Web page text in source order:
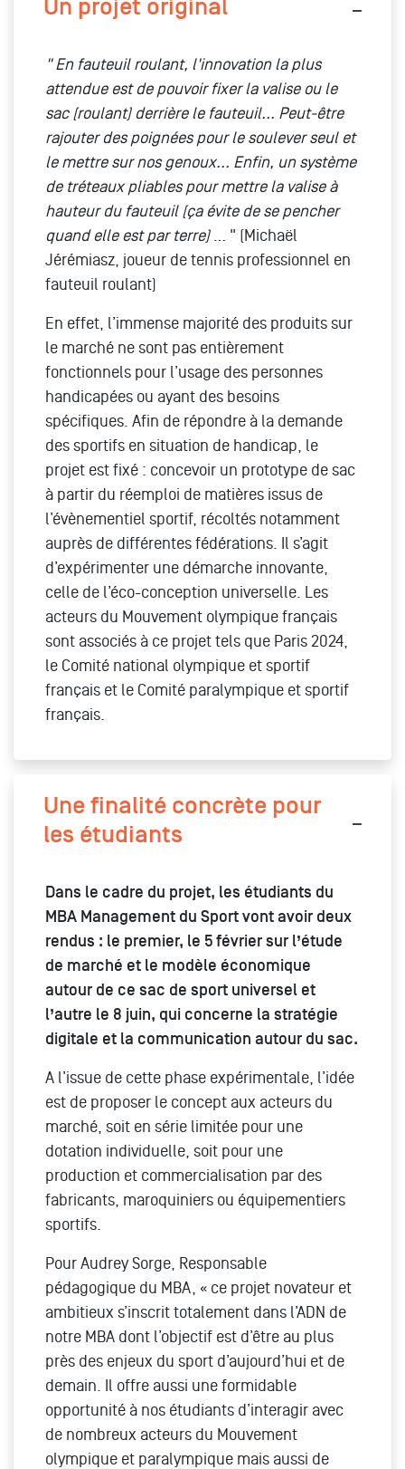
Un projet original
" En fauteuil roulant, l'innovation la plus
attendue est de pouvoir fixer la valise ou le
sac (roulant) derrière le fauteuil... Peut-être
rajouter des poignées pour le soulever seul et
le mettre sur nos genoux... Enfin, un système
de tréteaux pliables pour mettre la valise à
hauteur du fauteuil (ça évite de se pencher
quand elle est par terre)… " (Michaël
Jérémiasz, joueur de tennis professionnel en
fauteuil roulant)
En effet, l’immense majorité des produits sur
le marché ne sont pas entièrement
fonctionnels pour l’usage des personnes
handicapées ou ayant des besoins
spécifiques. Afin de répondre à la demande
des sportifs en situation de handicap, le
projet est fixé : concevoir un prototype de sac
à partir du réemploi de matières issus de
l’évènementiel sportif, récoltés notamment
auprès de différentes fédérations. Il s’agit
d’expérimenter une démarche innovante,
celle de l’éco-conception universelle. Les
acteurs du Mouvement olympique français
sont associés à ce projet tels que Paris 2024,
le Comité national olympique et sportif
français et le Comité paralympique et sportif
français.
Une finalité concrète pour
les étudiants
Dans le cadre du projet, les étudiants du
MBA Management du Sport vont avoir deux
rendus : le premier, le 5 février sur l’étude
de marché et le modèle économique
autour de ce sac de sport universel et
l’autre le 8 juin, qui concerne la stratégie
digitale et la communication autour du sac.
A l’issue de cette phase expérimentale, l’idée
est de proposer le concept aux acteurs du
marché, soit en série limitée pour une
dotation individuelle, soit pour une
production et commercialisation par des
fabricants, maroquiniers ou équipementiers
sportifs.
Pour Audrey Sorge, Responsable
pédagogique du MBA, « ce projet novateur et
ambitieux s’inscrit totalement dans l’ADN de
notre MBA dont l’objectif est d’être au plus
près des enjeux du sport d’aujourd’hui et de
demain. Il offre aussi une formidable
opportunité à nos étudiants d’interagir avec
de nombreux acteurs du Mouvement
olympique et paralympique mais aussi de